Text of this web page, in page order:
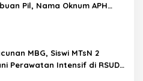
Pil, Nama Oknum APH
Interogasi
MBG, Siswi MTsN 2
Perawatan Intensif di RSUD